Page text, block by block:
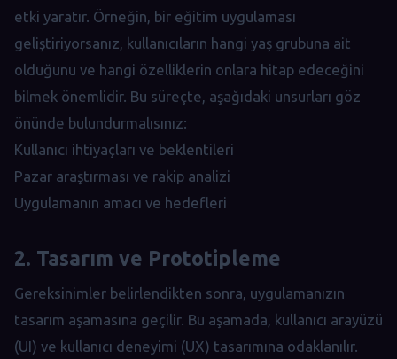
etki yaratır. Örneğin, bir eğitim uygulaması
geliştiriyorsanız, kullanıcıların hangi yaş grubuna ait
olduğunu ve hangi özelliklerin onlara hitap edeceğini
bilmek önemlidir. Bu süreçte, aşağıdaki unsurları göz
önünde bulundurmalısınız:
Kullanıcı ihtiyaçları ve beklentileri
Pazar araştırması ve rakip analizi
Uygulamanın amacı ve hedefleri
2. Tasarım ve Prototipleme
Gereksinimler belirlendikten sonra, uygulamanızın
tasarım aşamasına geçilir. Bu aşamada, kullanıcı arayüzü
(UI) ve kullanıcı deneyimi (UX) tasarımına odaklanılır.